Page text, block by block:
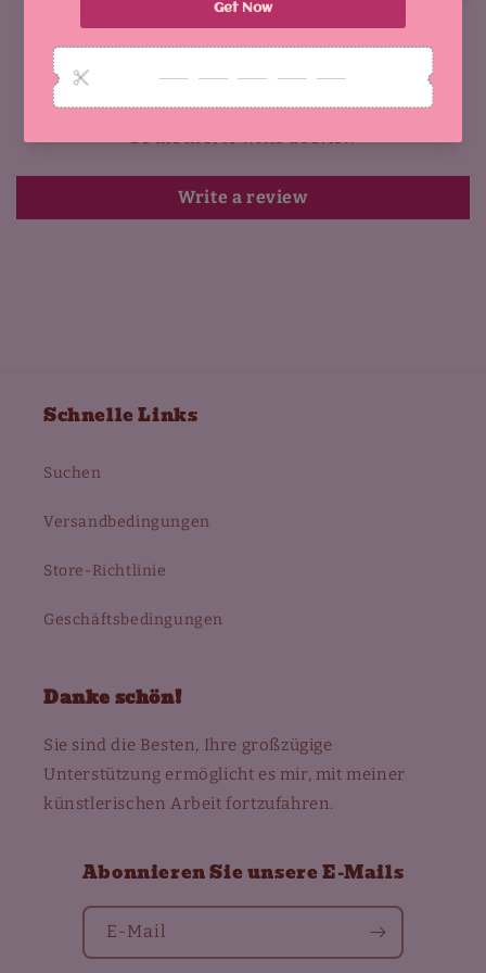
Customer Reviews
Be the first to write a review
Write a review
Schnelle Links
Suchen
Versandbedingungen
Store-Richtlinie
Geschäftsbedingungen
Danke schön!
Sie sind die Besten, Ihre großzügige
Unterstützung ermöglicht es mir, mit meiner
künstlerischen Arbeit fortzufahren.
Abonnieren Sie unsere E-Mails
E-Mail